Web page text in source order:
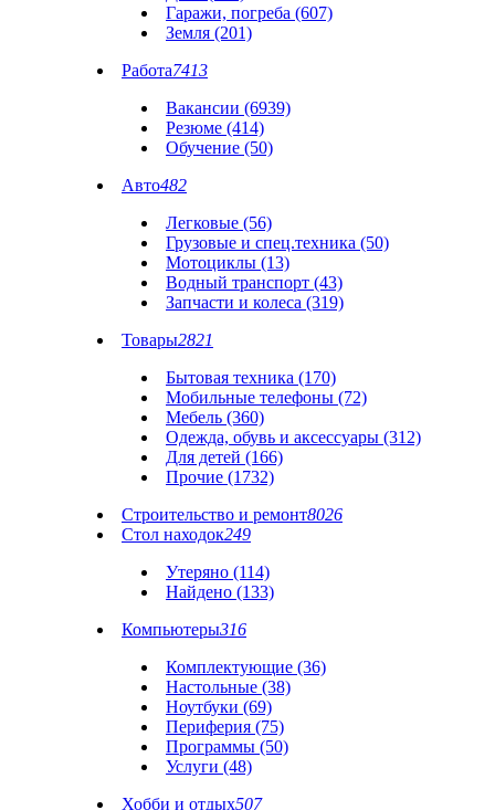
Гаражи, погреба (607)
Земля (201)
Работа7413
Вакансии (6939)
Резюме (414)
Обучение (50)
Авто482
Легковые (56)
Грузовые и спец.техника (50)
Мотоциклы (13)
Водный транспорт (43)
Запчасти и колеса (319)
Товары2821
Бытовая техника (170)
Мобильные телефоны (72)
Мебель (360)
Одежда, обувь и аксессуары (312)
Для детей (166)
Прочие (1732)
Строительство и ремонт8026
Стол находок249
Утеряно (114)
Найдено (133)
Компьютеры316
Комплектующие (36)
Настольные (38)
Ноутбуки (69)
Периферия (75)
Программы (50)
Услуги (48)
Хобби и отдых507